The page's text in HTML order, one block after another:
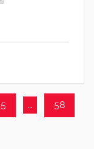
5 … 58